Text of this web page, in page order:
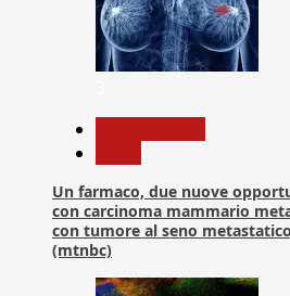
Un farmaco, due nuove
con carcinoma mammario
con tumore al seno
(mtnbc)